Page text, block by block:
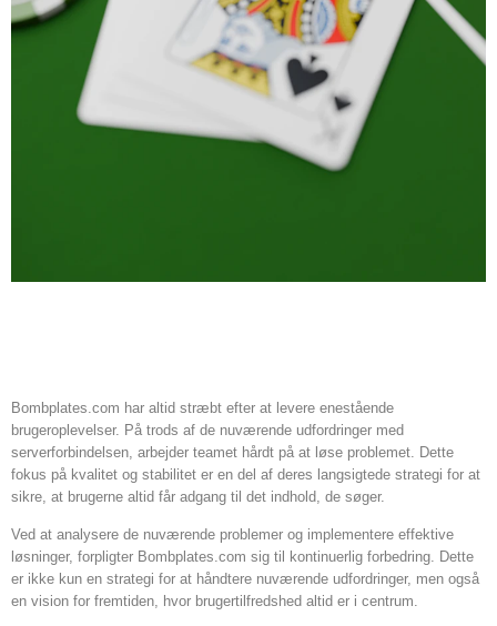
Bombplates.com har altid stræbt efter at levere enestående
brugeroplevelser. På trods af de nuværende udfordringer med
serverforbindelsen, arbejder teamet hårdt på at løse problemet. Dette
fokus på kvalitet og stabilitet er en del af deres langsigtede strategi for at
sikre, at brugerne altid får adgang til det indhold, de søger.
Ved at analysere de nuværende problemer og implementere effektive
løsninger, forpligter Bombplates.com sig til kontinuerlig forbedring. Dette
er ikke kun en strategi for at håndtere nuværende udfordringer, men også
en vision for fremtiden, hvor brugertilfredshed altid er i centrum.